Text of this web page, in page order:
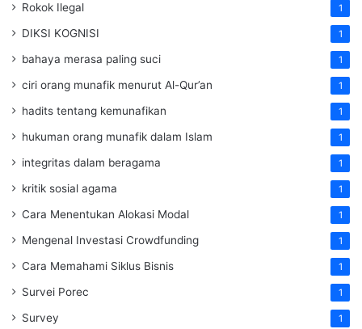
Rokok Ilegal 1
DIKSI KOGNISI 1
bahaya merasa paling suci 1
ciri orang munafik menurut Al-Qur’an 1
hadits tentang kemunafikan 1
hukuman orang munafik dalam Islam 1
integritas dalam beragama 1
kritik sosial agama 1
Cara Menentukan Alokasi Modal 1
Mengenal Investasi Crowdfunding 1
Cara Memahami Siklus Bisnis 1
Survei Porec 1
Survey 1